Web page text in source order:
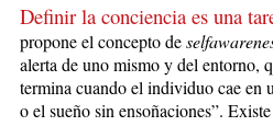
Definir la conciencia es una
propone el concepto de
alerta de uno mismo y del entorno,
termina cuando el individuo cae en
o el sueño sin ensoñaciones”.